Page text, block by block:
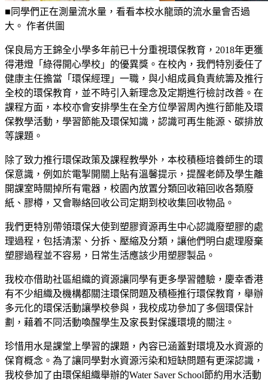
■同學們正在測量流水量，看看本校水龍頭的流水量會否過
大。 作者供圖
保良局方王錦全小學多年前已十分重視環保教育，2018年更獲
得港燈「綠得開心學校」的優異獎。在校內，我們特別委任了
健康主任擔當「環保經理」一職，與小組成員負責統籌及推行
全校的環保教育，並不時引入新理念及定期進行檢討改善。在
課程方面，本校亦會安排學生在全方位學習周內進行節能及環
保教學活動，學習節能及環保知識，認識可再生能源、碳排放
等課題。
除了致力推行環保政策及課程教學外，本校積極培養師生的環
保意識，例如於電掣開關上貼有溫馨提示，提醒老師及學生離
開課室時關掉所有電器，校園內放置分類回收箱回收各類廢
紙、膠樽，又會聯絡回收公司定期到校收集回收物品。
我們更特別帶領環保大使到塑膠資源再生中心認識廢塑膠的處
理過程，包括清潔、分拆、壓縮及分類，讓他們明白處理廢棄
塑膠過程並不容易，日常生活應該少用塑膠製品。
我校亦借助社區組織的資源讓同學有更多學習體驗，慶幸香港
有不少組織及機構都關注環保問題及積極推行環保教育，舉辦
多元化的環保活動讓學校參與，我校成功參加了多個環保計
劃，藉着不同活動喚醒學生及家長對保護環境的關注。
珍惜用水是課堂上學習的課題，內容已涵蓋對環境及水資源的
保育概念。為了讓同學對水資源污染和短缺問題有更深認識，
我校參加了由環保組織舉辦的Water Saver School節約用水活動